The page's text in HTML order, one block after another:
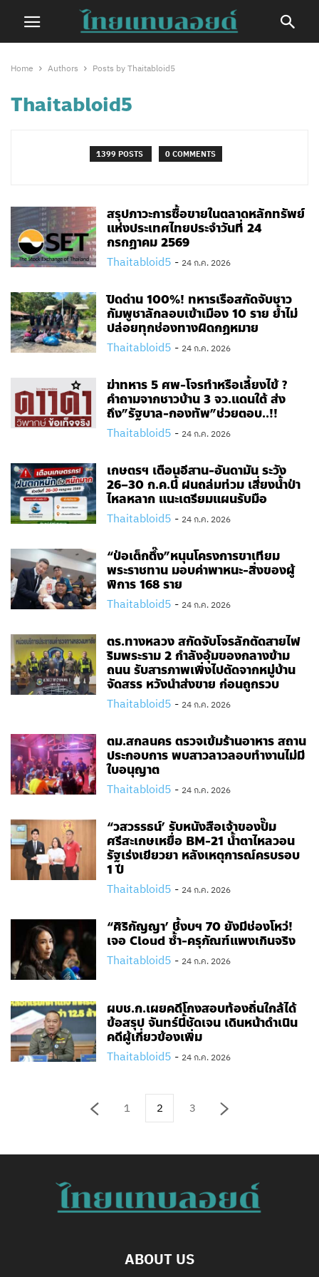
Home Authors Posts by Thaitabloid5
Thaitabloid5
1399 POSTS 0 COMMENTS
สรุปภาวะการซื้อขายในตลาดหลักทรัพย์
แห่งประเทศไทยประจำวันที่ 24
กรกฎาคม 2569
Thaitabloid5 - 24 ก.ค. 2026
ปิดด่าน 100%! ทหารเรือสกัดจับชาว
กัมพูชาลักลอบเข้าเมือง 10 ราย ย้ำไม่
ปล่อยทุกช่องทางผิดกฎหมาย
Thaitabloid5 - 24 ก.ค. 2026
ฆ่าทหาร 5 ศพ-โจรทำหรือเลี้ยงไข้ ?
คำถามจากชาวบ้าน 3 จว.แดนใต้ ส่ง
ถึง”รัฐบาล-กองทัพ”ช่วยตอบ..!!
Thaitabloid5 - 24 ก.ค. 2026
เกษตรฯ เตือนอีสาน-อันดามัน ระวัง
26–30 ก.ค.นี้ ฝนถล่มท่วม เสี่ยงน้ำป่า
ไหลหลาก แนะเตรียมแผนรับมือ
Thaitabloid5 - 24 ก.ค. 2026
“ป่อเต็กตึ๊ง”หนุนโครงการขาเทียม
พระราชทาน มอบค่าพาหนะ-สิ่งของผู้
พิการ 168 ราย
Thaitabloid5 - 24 ก.ค. 2026
ตร.ทางหลวง สกัดจับโจรลักตัดสายไฟ
ริมพระราม 2 กำลังอุ้มของกลางข้าม
ถนน รับสารภาพเพิ่งไปตัดจากหมู่บ้าน
จัดสรร หวังนำส่งขาย ก่อนถูกรวบ
Thaitabloid5 - 24 ก.ค. 2026
ตม.สกลนคร ตรวจเข้มร้านอาหาร สถาน
ประกอบการ พบสาวลาวลอบทำงานไม่มี
ใบอนุญาต
Thaitabloid5 - 24 ก.ค. 2026
“วสวรรธน์’ รับหนังสือเจ้าของปั๊ม
ศรีสะเกษเหยื่อ BM-21 น้ำตาไหลวอน
รัฐเร่งเยียวยา หลังเหตุการณ์ครบรอบ
1 ปี
Thaitabloid5 - 24 ก.ค. 2026
“ศิริกัญญา’ ชี้งบฯ 70 ยังมีช่องโหว่!
เจอ Cloud ซ้ำ-ครุภัณฑ์แพงเกินจริง
Thaitabloid5 - 24 ก.ค. 2026
ผบช.ก.เผยคดีโกงสอบท้องถิ่นใกล้ได้
ข้อสรุป จันทร์นี้ชัดเจน เดินหน้าดำเนิน
คดีผู้เกี่ยวข้องเพิ่ม
Thaitabloid5 - 24 ก.ค. 2026
1 2 3
ABOUT US